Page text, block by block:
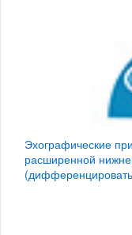
Эхографические
расширенной